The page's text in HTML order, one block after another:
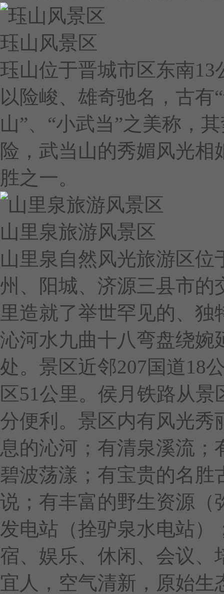
珏山风景区
珏山位于晋城市区东南
以险峻、雄奇驰名，古有
山”、“小武当”之美称，
险，武当山的秀媚风光相
胜之一。
山里泉旅游风景区
山里泉自然风光旅游区
州、阳城、济源三县市的
里造就了举世罕见的、
沁河水九曲十八弯盘绕婉
处。景区近邻207国道18
区51公里。侯月铁路从
分便利。景区内有风光秀
息的沁河；有清泉溪流
碧波荡漾；有宝贵的名
说；有丰富的野生资源（
发电站（拴驴泉水电站）
宿、娱乐、休闲、会议、
宜人，空气清新，原始